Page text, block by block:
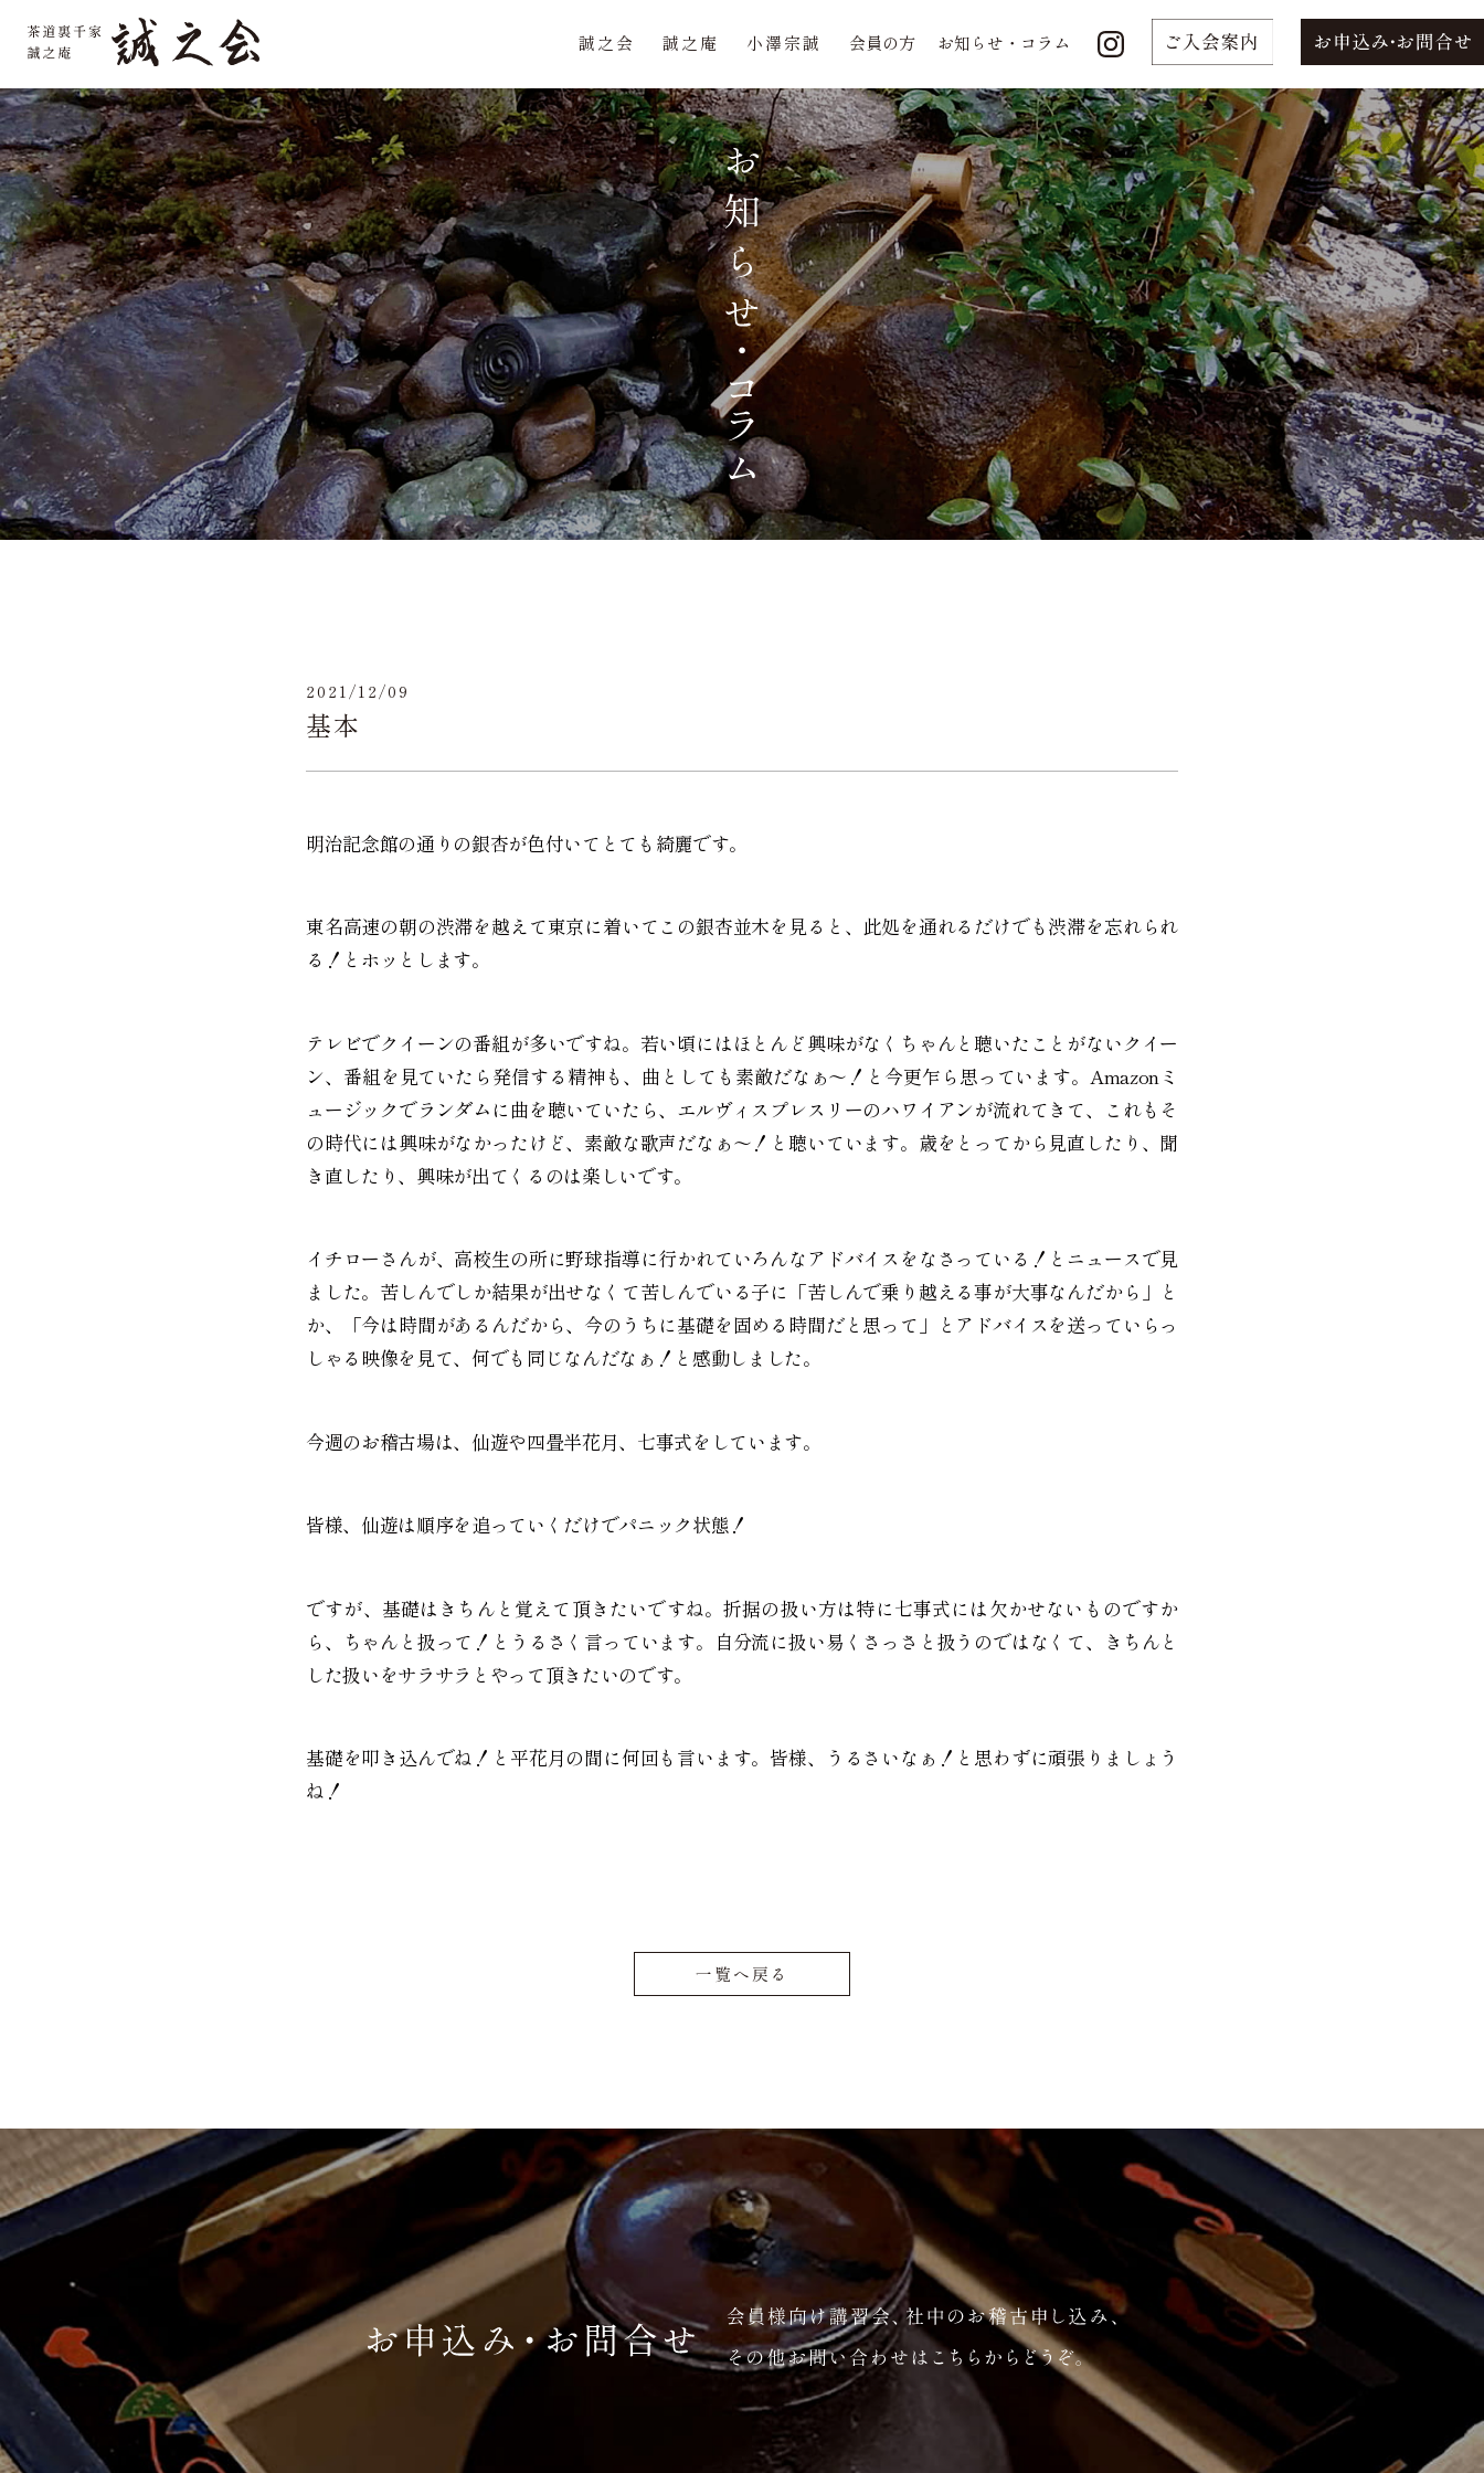
誠之会 誠之庵 小澤宗誠 会員の方 お知らせ・コラム
誠之会 誠之庵 小澤宗誠 会員の方 お知らせ・コラム
2021/12/09
基本
明治記念館の通りの銀杏が色付いてとても綺麗です。
東名高速の朝の渋滞を越えて東京に着いてこの銀杏並木を見ると、此処を通れるだけでも渋滞を忘れられ
る！とホッとします。
テレビでクイーンの番組が多いですね。若い頃にはほとんど興味がなくちゃんと聴いたことがないクイー
ン、番組を見ていたら発信する精神も、曲としても素敵だなぁ〜！と今更乍ら思っています。Amazonミ
ュージックでランダムに曲を聴いていたら、エルヴィスプレスリーのハワイアンが流れてきて、これもそ
の時代には興味がなかったけど、素敵な歌声だなぁ〜！と聴いています。歳をとってから見直したり、聞
き直したり、興味が出てくるのは楽しいです。
イチローさんが、高校生の所に野球指導に行かれていろんなアドバイスをなさっている！とニュースで見
ました。苦しんでしか結果が出せなくて苦しんでいる子に「苦しんで乗り越える事が大事なんだから」と
か、「今は時間があるんだから、今のうちに基礎を固める時間だと思って」とアドバイスを送っていらっ
しゃる映像を見て、何でも同じなんだなぁ！と感動しました。
今週のお稽古場は、仙遊や四畳半花月、七事式をしています。
皆様、仙遊は順序を追っていくだけでパニック状態！
ですが、基礎はきちんと覚えて頂きたいですね。折据の扱い方は特に七事式には欠かせないものですか
ら、ちゃんと扱って！とうるさく言っています。自分流に扱い易くさっさと扱うのではなくて、きちんと
した扱いをサラサラとやって頂きたいのです。
基礎を叩き込んでね！と平花月の間に何回も言います。皆様、うるさいなぁ！と思わずに頑張りましょう
ね！